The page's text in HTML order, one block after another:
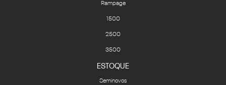
Rampage
1500
2500
3500
ESTOQUE
Seminovos